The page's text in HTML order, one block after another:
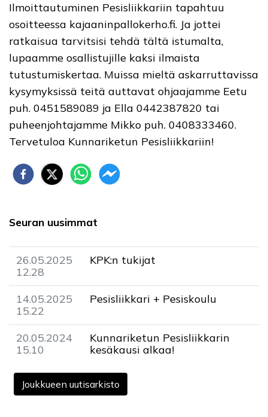
Ilmoittautuminen Pesisliikkariin tapahtuu
osoitteessa kajaaninpallokerho.fi. Ja jottei
ratkaisua tarvitsisi tehdä tältä istumalta,
lupaamme osallistujille kaksi ilmaista
tutustumiskertaa. Muissa mieltä askarruttavissa
kysymyksissä teitä auttavat ohjaajamme Eetu
puh. 0451589089 ja Ella 0442387820 tai
puheenjohtajamme Mikko puh. 0408333460.
Tervetuloa Kunnariketun Pesisliikkariin!
Seuran uusimmat
26.05.2025
12.28
KPK:n tukijat
14.05.2025
15.22
Pesisliikkari + Pesiskoulu
20.05.2024
15.10
Kunnariketun Pesisliikkarin
kesäkausi alkaa!
Joukkueen uutisarkisto